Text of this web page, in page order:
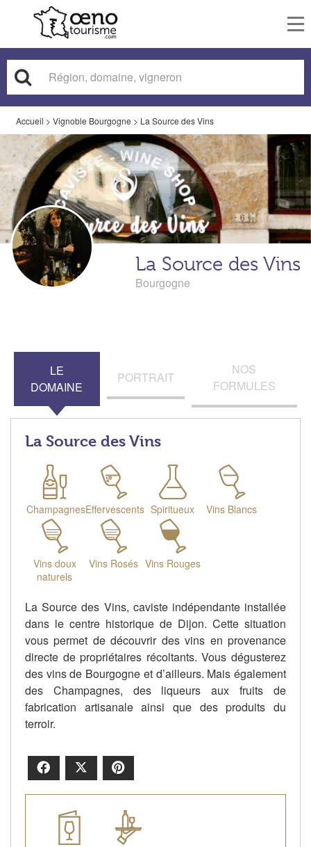
Accueil > Vignoble Bourgogne > La Source des Vins
La Source des Vins
Bourgogne
LE
DOMAINE
PORTRAIT
NOS
FORMULES
La Source des Vins
ChampagnesEffervescents Spiritueux Vins Blancs
Vins doux
naturels
Vins Rosés Vins Rouges
La Source des Vins, caviste indépendante installée
dans le centre historique de Dijon. Cette situation
vous permet de découvrir des vins en provenance
directe de propriétaires récoltants. Vous dégusterez
des vins de Bourgogne et d’ailleurs. Mais également
des Champagnes, des liqueurs aux fruits de
fabrication artisanale ainsi que des produits du
terroir.
Facebook